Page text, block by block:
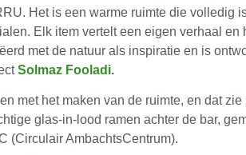
Het is een warme ruimte die volledig
Elk item vertelt een eigen verhaal en
met de natuur als inspiratie en is
Solmaz Fooladi.
met het maken van de ruimte, en dat
glas-in-lood ramen achter de bar,
(Circulair AmbachtsCentrum).